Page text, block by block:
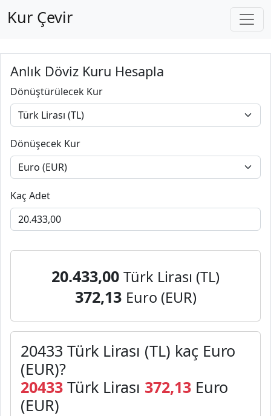
Kur Çevir
Anlık Döviz Kuru Hesapla
Dönüştürülecek Kur
Dönüşecek Kur
Kaç Adet
20.433,00 Türk Lirası (TL)
372,13 Euro (EUR)
20433 Türk Lirası (TL) kaç Euro
(EUR)?
20433 Türk Lirası 372,13 Euro
(EUR)